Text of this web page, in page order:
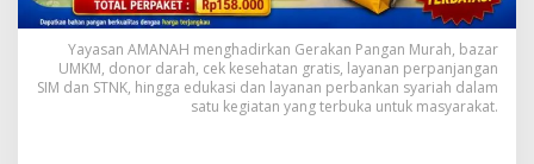
n
a
n
P
u
b
Yayasan AMANAH menghadirkan Gerakan Pangan Murah, bazar
UMKM, donor darah, cek kesehatan gratis, layanan perpanjangan
SIM dan STNK, hingga edukasi dan layanan perbankan syariah dalam
satu kegiatan yang terbuka untuk masyarakat.